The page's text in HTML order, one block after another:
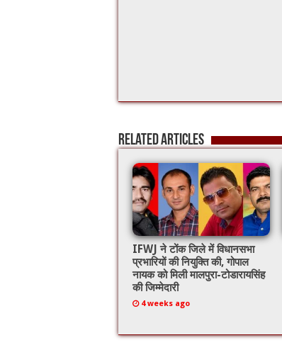
Related Articles
IFWJ ने टोंक जिले में विधानसभा
प्रभारियों की नियुक्ति की, गोपाल
नायक को मिली मालपुरा-टोडारायसिंह
की जिम्मेदारी
4 weeks ago